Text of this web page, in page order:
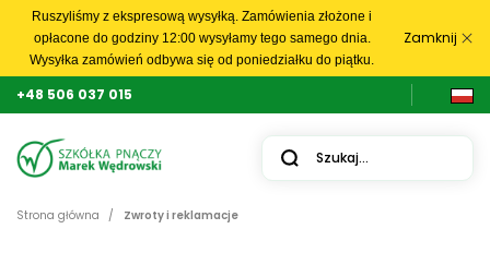
Ruszyliśmy z ekspresową wysyłką. Zamówienia złożone i
opłacone do godziny 12:00 wysyłamy tego samego dnia.
Wysyłka zamówień odbywa się od poniedziałku do piątku.
Zamknij
+48 506 037 015
Strona główna Zwroty i reklamacje